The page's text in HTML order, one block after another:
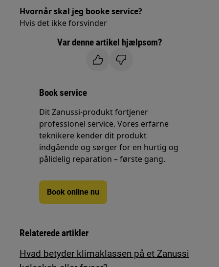
Hvornår skal jeg booke service?
Hvis det ikke forsvinder
Var denne artikel hjælpsom?
Book service
Dit Zanussi-produkt fortjener
professionel service. Vores erfarne
teknikere kender dit produkt
indgående og sørger for en hurtig og
pålidelig reparation – første gang.
Book online nu
Relaterede artikler
Hvad betyder klimaklassen på et Zanussi